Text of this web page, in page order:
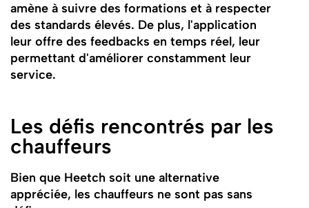
amène à suivre des formations et à respecter
des standards élevés. De plus, l'application
leur offre des feedbacks en temps réel, leur
permettant d'améliorer constamment leur
service.
Les défis rencontrés par les
chauffeurs
Bien que Heetch soit une alternative
appréciée, les chauffeurs ne sont pas sans